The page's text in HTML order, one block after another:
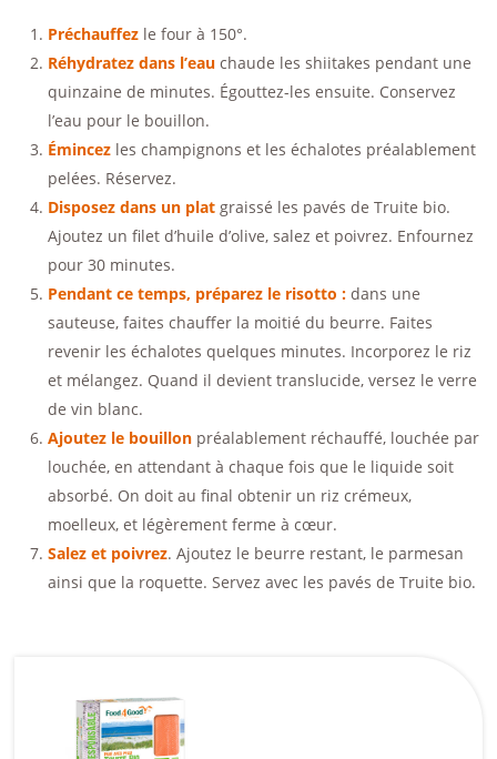
Préchauffez le four à 150°.
Réhydratez dans l’eau chaude les shiitakes pendant une
quinzaine de minutes. Égouttez-les ensuite. Conservez
l’eau pour le bouillon.
Émincez les champignons et les échalotes préalablement
pelées. Réservez.
Disposez dans un plat graissé les pavés de Truite bio.
Ajoutez un filet d’huile d’olive, salez et poivrez. Enfournez
pour 30 minutes.
Pendant ce temps, préparez le risotto : dans une
sauteuse, faites chauffer la moitié du beurre. Faites
revenir les échalotes quelques minutes. Incorporez le riz
et mélangez. Quand il devient translucide, versez le verre
de vin blanc.
Ajoutez le bouillon préalablement réchauffé, louchée par
louchée, en attendant à chaque fois que le liquide soit
absorbé. On doit au final obtenir un riz crémeux,
moelleux, et légèrement ferme à cœur.
Salez et poivrez. Ajoutez le beurre restant, le parmesan
ainsi que la roquette. Servez avec les pavés de Truite bio.